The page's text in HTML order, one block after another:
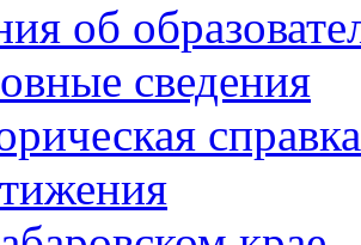
об
сведения
справка